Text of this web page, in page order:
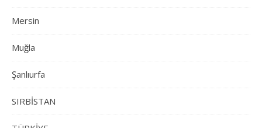
Mersin
Muğla
Şanlıurfa
SIRBİSTAN